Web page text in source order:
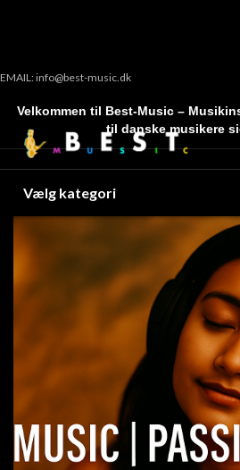
EMAIL: info@best-music.dk
Velkommen til Best-Music –
til danske musikere
Vælg kategori